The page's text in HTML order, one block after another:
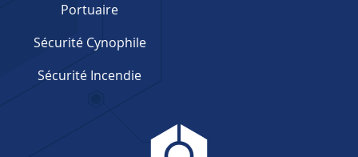
Portuaire
Sécurité Cynophile
Sécurité Incendie